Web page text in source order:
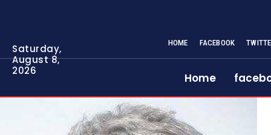
Saturday,
August 8,
2026
HOME FACEBOOK
Home